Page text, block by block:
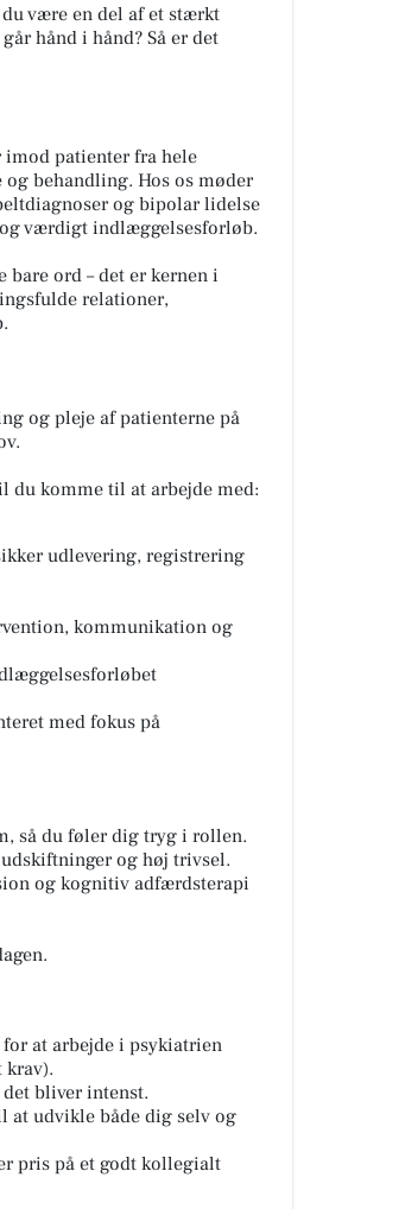
være en del af et stærkt
hånd i hånd? Så er det
imod patienter fra hele
behandling. Hos os møder
og bipolar lidelse
værdigt indlæggelsesforløb.
bare ord – det er kernen i
relationer,
og pleje af patienterne på
du komme til at arbejde med:
udlevering, registrering
kommunikation og
med fokus på
så du føler dig tryg i rollen.
og høj trivsel.
og kognitiv adfærdsterapi
at arbejde i psykiatrien
krav).
bliver intenst.
at udvikle både dig selv og
pris på et godt kollegialt